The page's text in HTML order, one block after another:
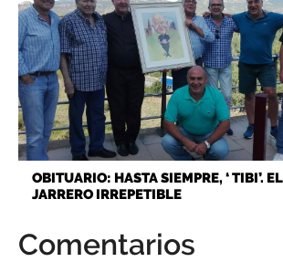
OBITUARIO: HASTA SIEMPRE, ‘ TIBI’.
JARRERO IRREPETIBLE
Comentarios